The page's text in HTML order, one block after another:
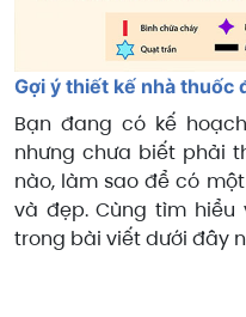
Gợi ý thiết kế nhà thuốc
Bạn đang có kế
nhưng chưa biết phải
nào, làm sao để có
và đẹp. Cùng tìm
trong bài viết dưới đây